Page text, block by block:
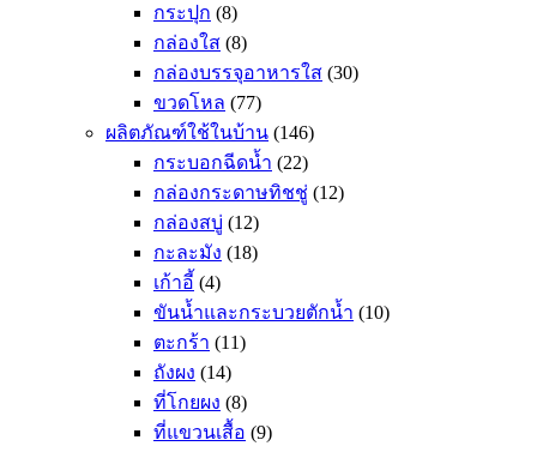
กระปุก (8)
กล่องใส (8)
กล่องบรรจุอาหารใส (30)
ขวดโหล (77)
ผลิตภัณฑ์ใช้ในบ้าน (146)
กระบอกฉีดน้ำ (22)
กล่องกระดาษทิชชู่ (12)
กล่องสบู่ (12)
กะละมัง (18)
เก้าอี้ (4)
ขันน้ำและกระบวยตักน้ำ (10)
ตะกร้า (11)
ถังผง (14)
ที่โกยผง (8)
ที่แขวนเสื้อ (9)